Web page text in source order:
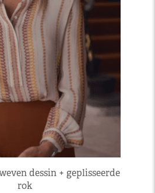
dessin + geplisseerde
rok